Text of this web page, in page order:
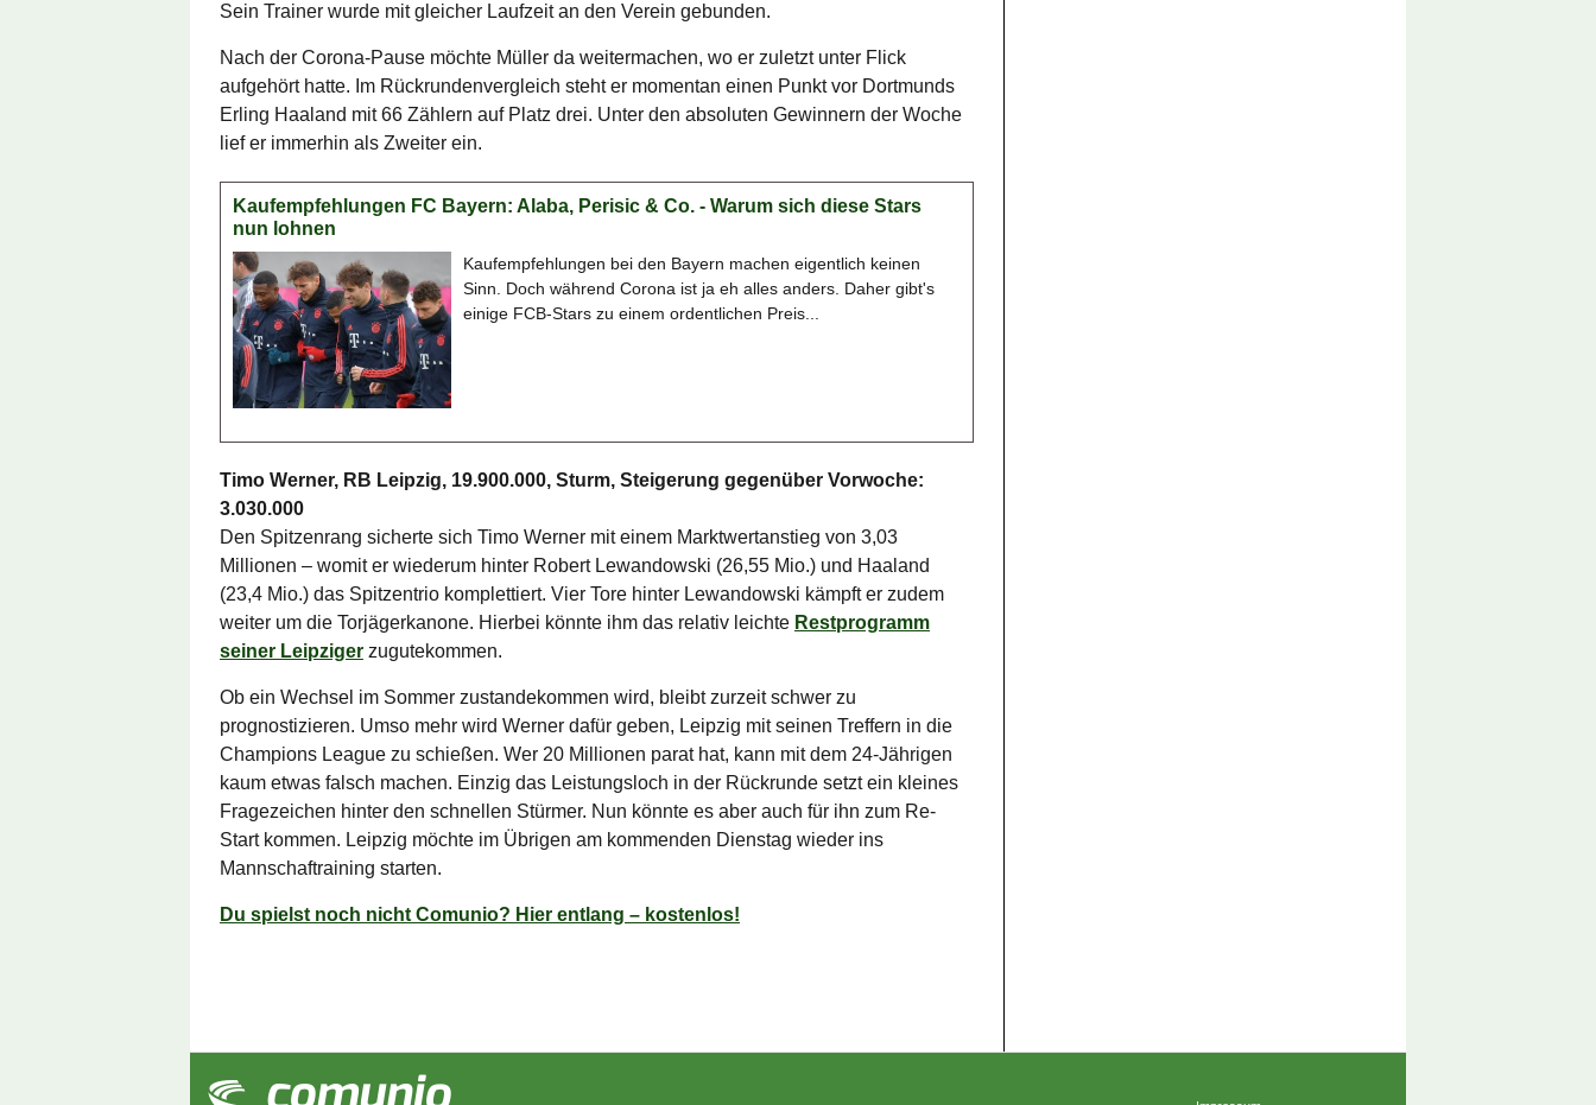
Sein Trainer wurde mit gleicher Laufzeit an den Verein gebunden.
Nach der Corona-Pause möchte Müller da weitermachen, wo er zuletzt unter Flick
aufgehört hatte. Im Rückrundenvergleich steht er momentan einen Punkt vor Dortmunds
Erling Haaland mit 66 Zählern auf Platz drei. Unter den absoluten Gewinnern der Woche
lief er immerhin als Zweiter ein.
Kaufempfehlungen FC Bayern: Alaba, Perisic & Co. - Warum sich diese Stars
nun lohnen
Kaufempfehlungen bei den Bayern machen eigentlich keinen
Sinn. Doch während Corona ist ja eh alles anders. Daher gibt's
einige FCB-Stars zu einem ordentlichen Preis...
Timo Werner, RB Leipzig, 19.900.000, Sturm, Steigerung gegenüber Vorwoche:
3.030.000
Den Spitzenrang sicherte sich Timo Werner mit einem Marktwertanstieg von 3,03
Millionen – womit er wiederum hinter Robert Lewandowski (26,55 Mio.) und Haaland
(23,4 Mio.) das Spitzentrio komplettiert. Vier Tore hinter Lewandowski kämpft er zudem
weiter um die Torjägerkanone. Hierbei könnte ihm das relativ leichte Restprogramm
seiner Leipziger zugutekommen.
Ob ein Wechsel im Sommer zustandekommen wird, bleibt zurzeit schwer zu
prognostizieren. Umso mehr wird Werner dafür geben, Leipzig mit seinen Treffern in die
Champions League zu schießen. Wer 20 Millionen parat hat, kann mit dem 24-Jährigen
kaum etwas falsch machen. Einzig das Leistungsloch in der Rückrunde setzt ein kleines
Fragezeichen hinter den schnellen Stürmer. Nun könnte es aber auch für ihn zum Re-
Start kommen. Leipzig möchte im Übrigen am kommenden Dienstag wieder ins
Mannschaftraining starten.
Du spielst noch nicht Comunio? Hier entlang – kostenlos!